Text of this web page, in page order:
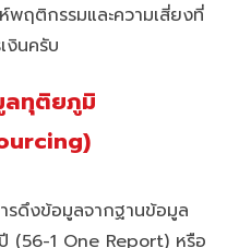
พฤติกรรมและความเสี่ยงที่
งินครับ
ลทุติยภูมิ
ดึงข้อมูลจากฐานข้อมูล
(56-1 One Report) หรือ